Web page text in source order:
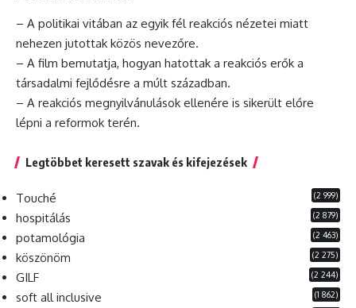
– A politikai vitában az egyik fél reakciós nézetei miatt
nehezen jutottak közös nevezőre.
– A film bemutatja, hogyan hatottak a reakciós erők a
társadalmi fejlődésre a múlt században.
– A reakciós megnyilvánulások ellenére is sikerült előre
lépni a reformok terén.
Legtöbbet keresett szavak és kifejezések
Touché (2 999)
hospitálás (2 879)
potamológia (2 463)
köszönöm (2 275)
GILF (2 244)
soft all inclusive (1 862)